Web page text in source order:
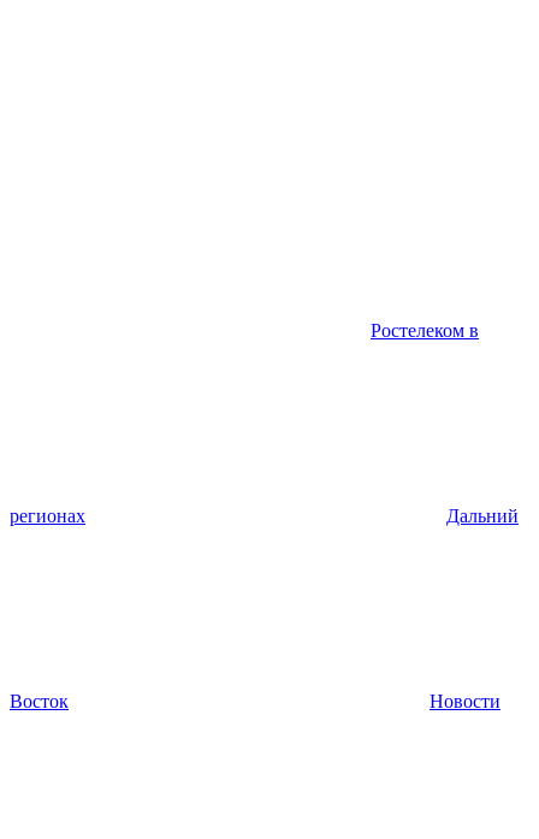
Ростелеком в
регионах Дальний
Восток Новости